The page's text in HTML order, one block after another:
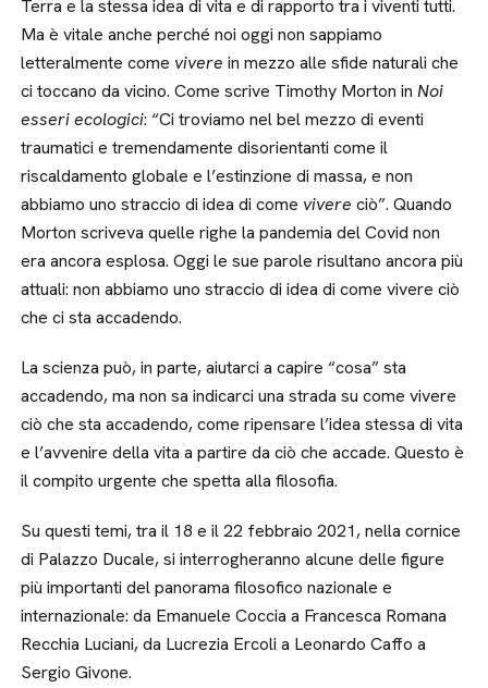
Terra e la stessa idea di vita e di rapporto tra i viventi tutti.
Ma è vitale anche perché noi oggi non sappiamo
letteralmente come vivere in mezzo alle sfide naturali che
ci toccano da vicino. Come scrive Timothy Morton inNoi
esseri ecologici: “Ci troviamo nel bel mezzo di eventi
traumatici e tremendamente disorientanti come il
riscaldamento globale e l’estinzione di massa, e non
abbiamo uno straccio di idea di come vivere ciò”. Quando
Morton scriveva quelle righe la pandemia del Covid non
era ancora esplosa. Oggi le sue parole risultano ancora più
attuali: non abbiamo uno straccio di idea di come vivere ciò
che ci sta accadendo.
La scienza può, in parte, aiutarci a capire “cosa” sta
accadendo, ma non sa indicarci una strada su come vivere
ciò che sta accadendo, come ripensare l’idea stessa di vita
e l’avvenire della vita a partire da ciò che accade. Questo è
il compito urgente che spetta alla filosofia.
Su questi temi, tra il 18 e il 22 febbraio 2021, nella cornice
di Palazzo Ducale, si interrogheranno alcune delle figure
più importanti del panorama filosofico nazionale e
internazionale: da Emanuele Coccia a Francesca Romana
Recchia Luciani, da Lucrezia Ercoli a Leonardo Caffo a
Sergio Givone.